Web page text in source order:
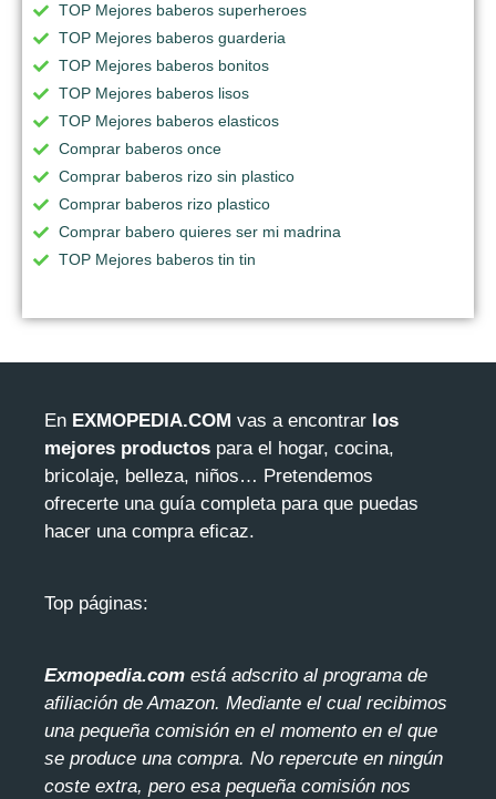
TOP Mejores baberos superheroes
TOP Mejores baberos guarderia
TOP Mejores baberos bonitos
TOP Mejores baberos lisos
TOP Mejores baberos elasticos
Comprar baberos once
Comprar baberos rizo sin plastico
Comprar baberos rizo plastico
Comprar babero quieres ser mi madrina
TOP Mejores baberos tin tin
En EXMOPEDIA.COM vas a encontrar los
mejores productos para el hogar, cocina,
bricolaje, belleza, niños… Pretendemos
ofrecerte una guía completa para que puedas
hacer una compra eficaz.
Top páginas:
Exmopedia.com está adscrito al programa de
afiliación de Amazon. Mediante el cual recibimos
una pequeña comisión en el momento en el que
se produce una compra. No repercute en ningún
coste extra, pero esa pequeña comisión nos